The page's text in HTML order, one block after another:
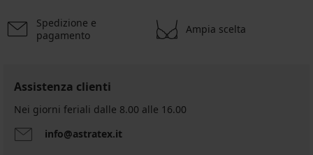
Spedizione e
pagamento
Ampia scelta
Assistenza clienti
Nei giorni feriali dalle 8.00 alle 16.00
info@astratex.it